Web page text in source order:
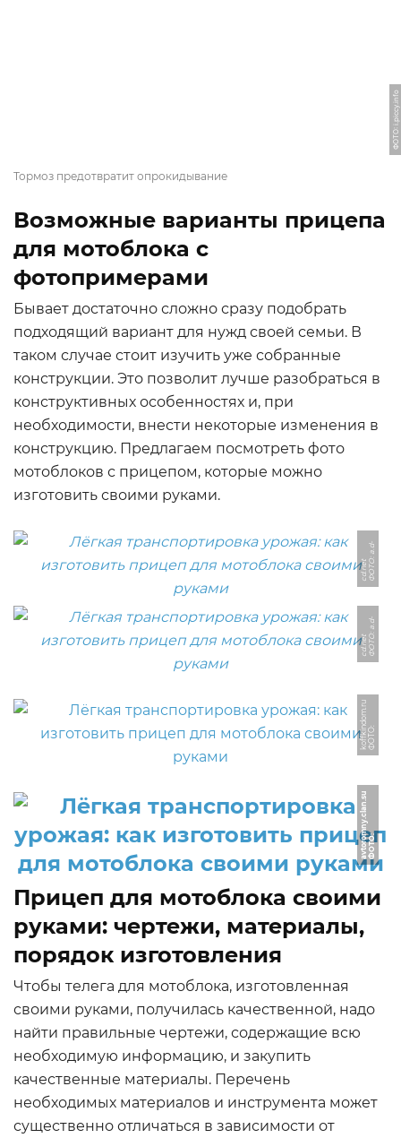
ФОТО: i.piccy.info
Тормоз предотвратит опрокидывание
Возможные варианты прицепа
для мотоблока с
фотопримерами
Бывает достаточно сложно сразу подобрать
подходящий вариант для нужд своей семьи. В
таком случае стоит изучить уже собранные
конструкции. Это позволит лучше разобраться в
конструктивных особенностях и, при
необходимости, внести некоторые изменения в
конструкцию. Предлагаем посмотреть фото
мотоблоков с прицепом, которые можно
изготовить своими руками.
Ф
О
Т
О:
a.
d
-
c
d.
n
e
t
Ф
О
Т
О:
a.
d
-
c
d.
n
e
t
Ф
О
Т
О:
k
o
f
f
ki
n
d
o
m.
r
u
Ф
О
Т
О:
a
v
t
o
r
o
m
n
y.
cl
a
n.
s
u
Прицеп для мотоблока своими
руками: чертежи, материалы,
порядок изготовления
Чтобы телега для мотоблока, изготовленная
своими руками, получилась качественной, надо
найти правильные чертежи, содержащие всю
необходимую информацию, и закупить
качественные материалы. Перечень
необходимых материалов и инструмента может
существенно отличаться в зависимости от